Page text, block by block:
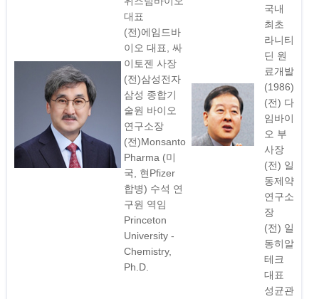
대표
(전)에임드바
이오 대표, 싸
이토젠 사장
(전)삼성전자
삼성 종합기
술원 바이오
연구소장
(전)Monsanto
Pharma (미
국, 현Pfizer
합병) 수석 연
구원 역임
Princeton
University -
Chemistry,
Ph.D.
국내
최초
라니티
딘 원
료개발
(1986)
(전) 다
임바이
오 부
사장
(전) 일
동제약
연구소
장
(전) 일
동히알
테크
대표
성균관